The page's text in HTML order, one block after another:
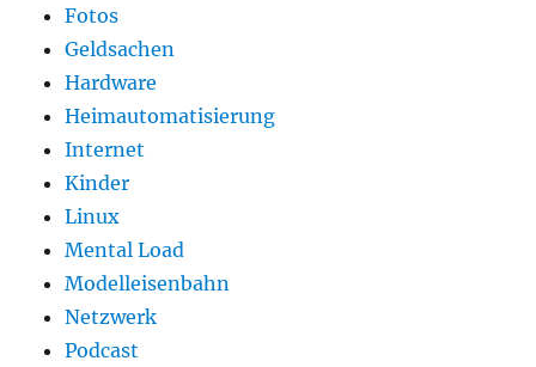
Fotos
Geldsachen
Hardware
Heimautomatisierung
Internet
Kinder
Linux
Mental Load
Modelleisenbahn
Netzwerk
Podcast